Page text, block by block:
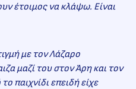
έτοιμος να κλάψω. Eίναι
με τον Λάζαρο
μαζί του στον Άρη και τον
παιχνίδι επειδή είχε